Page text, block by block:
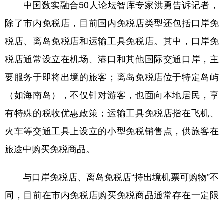
中国数实融合50人论坛智库专家洪勇告诉记者，
除了市内免税店，目前国内免税店类型还包括口岸免
税店、离岛免税店和运输工具免税店。其中，口岸免
税店通常设立在机场、港口和其他国际交通口岸，主
要服务于即将出境的旅客；离岛免税店位于特定岛屿
（如海南岛），不仅针对游客，也面向本地居民，享
有特殊的税收优惠政策；运输工具免税店指在飞机、
火车等交通工具上设立的小型免税销售点，供旅客在
旅途中购买免税商品。
与口岸免税店、离岛免税店“持出境机票可购物”不
同，目前在市内免税店购买免税商品通常存在一定限